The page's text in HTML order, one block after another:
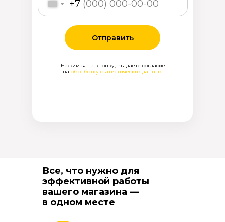
+7
Отправить
Нажимая на кнопку, вы даете согласие
наобработку статистических данных.
Все, что нужно для
эффективной работы
вашего магазина —
в одном месте